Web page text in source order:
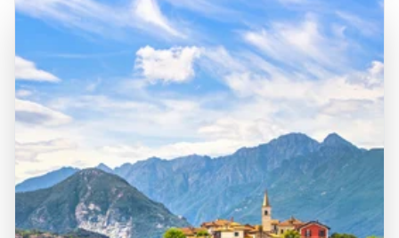
Käsesorten. Historisch gesehen war die Lombardei ein
bedeutendes Zentrum während der römischen und
mittelalterlichen Zeit, was sich in den zahlreichen
historischen Städten und Dörfern widerspiegelt. Ein
Besuch in der Lombardei ist eine hervorragende
Gelegenheit, die Vielfalt der italienischen Kultur zu
erleben, die beeindruckende Architektur zu bewundern
und die köstliche lokale Küche zu genießen.
macht. Die zentrale Lage der Region ermöglicht es
Besuchern, sowohl die urbanen Highlights von Mailand als
auch die idyllischen Landschaften der Seen und Berge in
kurzer Zeit zu erkunden. Die Kombination aus kulturellen
Schätzen, natürlicher Schönheit und einer hervorragenden
Erreichbarkeit macht die Lombardei zu einem
bereichernden Erlebnis für alle, die die Faszination Italiens
entdecken möchten.